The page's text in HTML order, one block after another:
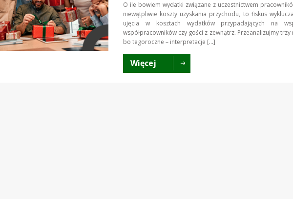
O ile bowiem wydatki związane z uczestnictwem
niewątpliwie koszty uzyskania przychodu, to fiskus
ujęcia w kosztach wydatków przypadających na
współpracowników czy gości z zewnątrz. Przeanalizujmy trzy
bo tegoroczne – interpretacje […]
Więcej